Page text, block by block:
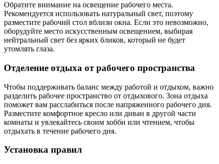
Обратите внимание на освещение рабочего места.
Рекомендуется использовать натуральный свет, поэтому
разместите рабочий стол вблизи окна. Если это невозможно,
оборудуйте место искусственным освещением, выбирая
нейтральный свет без ярких бликов, который не будет
утомлять глаза.
Отделение отдыха от рабочего пространства
Чтобы поддерживать баланс между работой и отдыхом, важно
разделить рабочее пространство от отдыхового. Зона отдыха
поможет вам расслабиться после напряженного рабочего дня.
Разместите комфортное кресло или диван в другой части
комнаты и увлекайтесь своим хобби или чтением, чтобы
отдыхать в течение рабочего дня.
Установка правил